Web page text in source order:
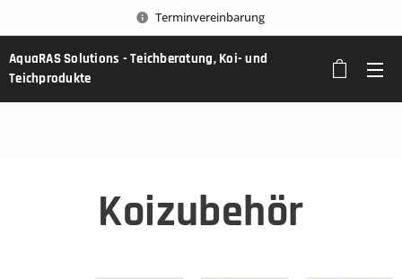
Terminvereinbarung
AquaRAS Solutions - Teichberatung, Koi- und
Teichprodukte
Koizubehör